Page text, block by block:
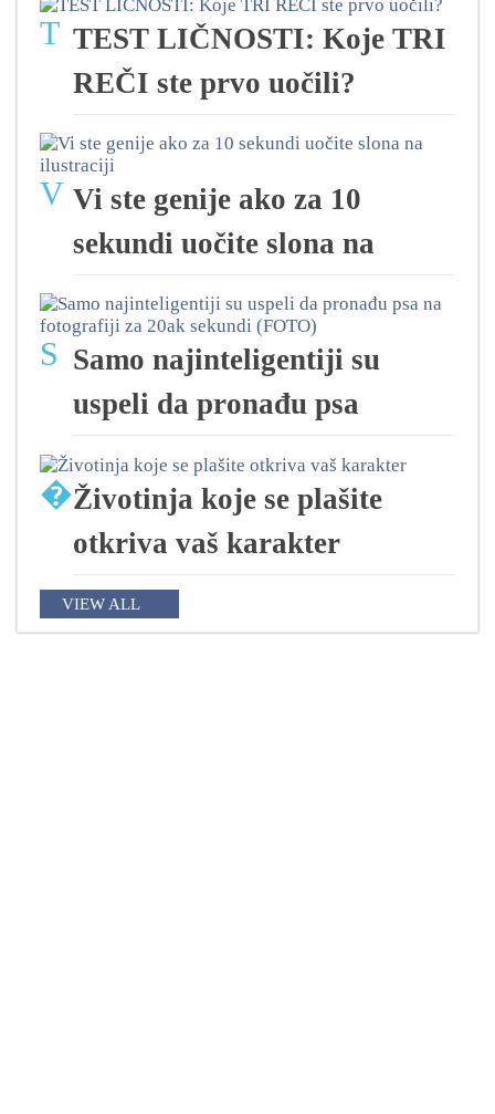
T TEST LIČNOSTI: Koje TRI
REČI ste prvo uočili?
V Vi ste genije ako za 10
sekundi uočite slona na
S Samo najinteligentiji su
uspeli da pronađu psa
�Životinja koje se plašite
otkriva vaš karakter
VIEW ALL